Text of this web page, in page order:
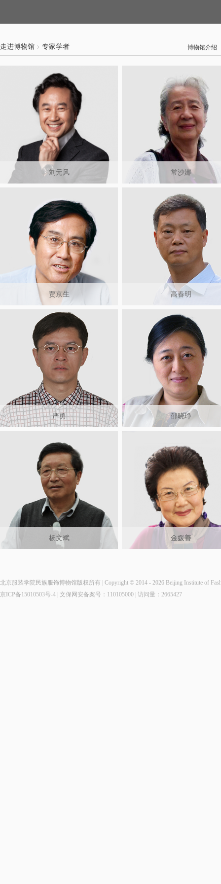
走进博物馆 专家学者 博物馆介绍
刘元风 常沙娜
贾京生 高春明
严勇 邵晓琤
杨文斌 金媛善
北京服装学院民族服饰博物馆版权所有 | Copyright © 2014 - 2026 Beijing Institute of
京ICP备15010503号-4 | 文保网安备案号：110105000 | 访问量： 2665427